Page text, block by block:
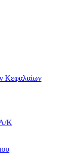
Κεφαλαίων
Α/Κ